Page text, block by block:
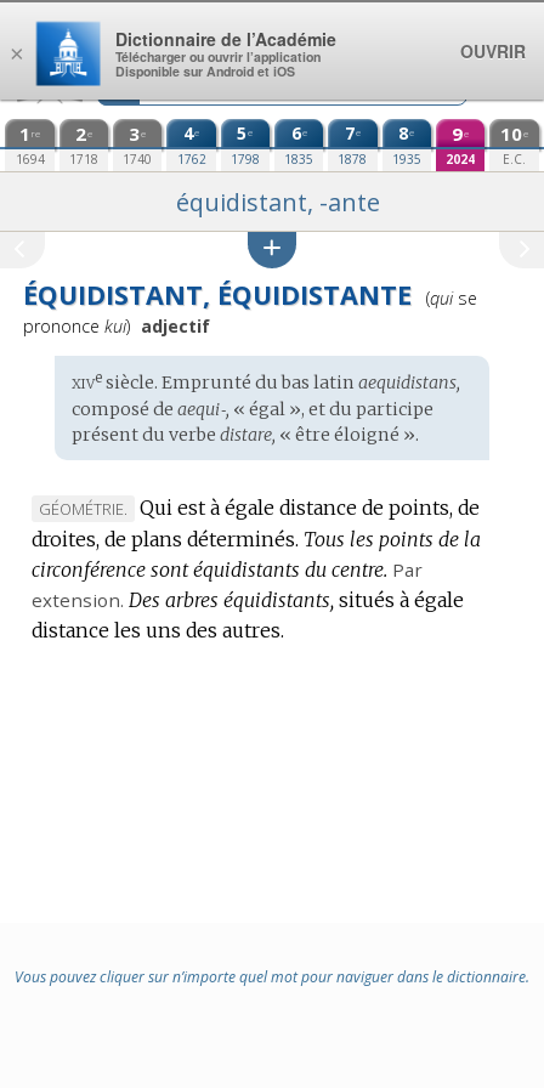
Aller au contenu
1 re
1694
2e
1718
3e
1740
4e
1762
5e
1798
6e
1835
7e
1878
8e
1935
9e
2024
10e
E.C.
équidistant, -ante
ÉQUIDISTANT, ÉQUIDISTANTE
Prononciation
(quise
prononce kui) adjectif
Étymologie
:
xivesiècle. Emprunté dubas latin aequidistans,
composé de aequi‑, « égal », et du participe
présent du verbe distare, « être éloigné ».
MARQUE
DE
DOMAINE
:
GÉOMÉTRIE.
Qui est à égale distance de points, de
droites, de plans déterminés. Tous les points de la
circonférence sont équidistants du centre. Par
extension. Des arbres équidistants, situés à égale
distance les uns des autres.
Vous pouvez cliquer sur n’importe quel mot pour naviguer dans le dictionnaire.
×
Dictionnaire de l’Académie
Télécharger ou ouvrir l’application
Disponible sur Android et iOS
OUVRIR